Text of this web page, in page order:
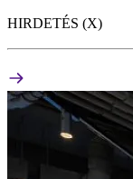
HIRDETÉS (X)